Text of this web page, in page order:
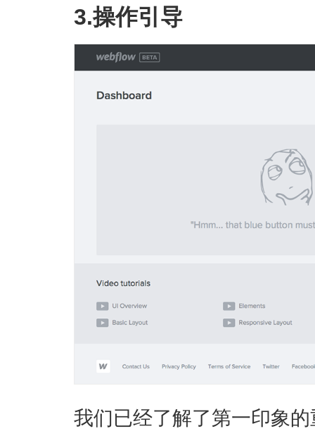
3.操作引导
我们已经了解了第一印象